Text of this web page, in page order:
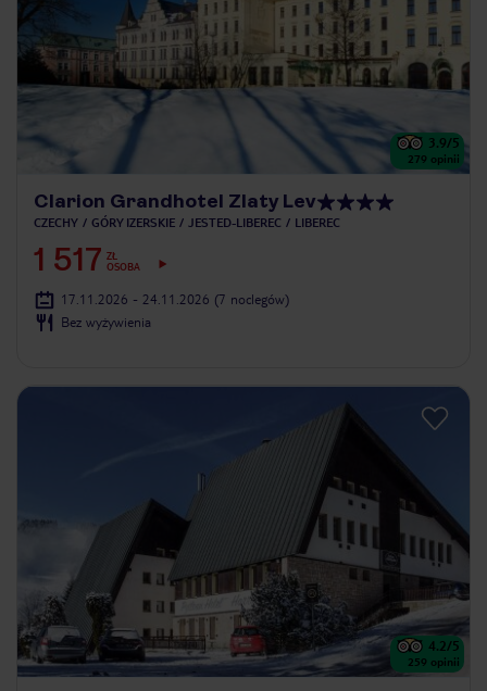
3.9/5
279 opinii
Clarion Grandhotel Zlaty Lev
CZECHY GÓRY IZERSKIE JESTED-LIBEREC LIBEREC
1 517 ZŁ
OSOBA
17.11.2026 - 24.11.2026 (7 noclegów)
Bez wyżywienia
4.2/5
259 opinii